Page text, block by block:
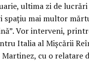
ultima zi de
spaţiu mai multor
Vor interveni,
Italia al Mişcării
Martinez, cu o relatare